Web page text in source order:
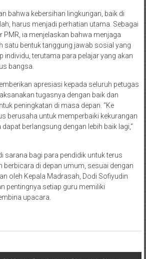
bahwa kebersihan lingkungan, baik di
harus menjadi perhatian utama. Sebagai
PMR, ia menjelaskan bahwa menjaga
satu bentuk tanggung jawab sosial yang
individu, terutama para pelajar yang akan
bangsa.
apresiasi kepada seluruh petugas
tugasnya dengan baik dan
peningkatan di masa depan. “Ke
berusaha untuk memperbaiki kekurangan
berlangsung dengan lebih baik lagi,”
sarana bagi para pendidik untuk terus
berbicara di depan umum, sesuai dengan
oleh Kepala Madrasah, Dodi Sofiyudin
pentingnya setiap guru memiliki
upacara.